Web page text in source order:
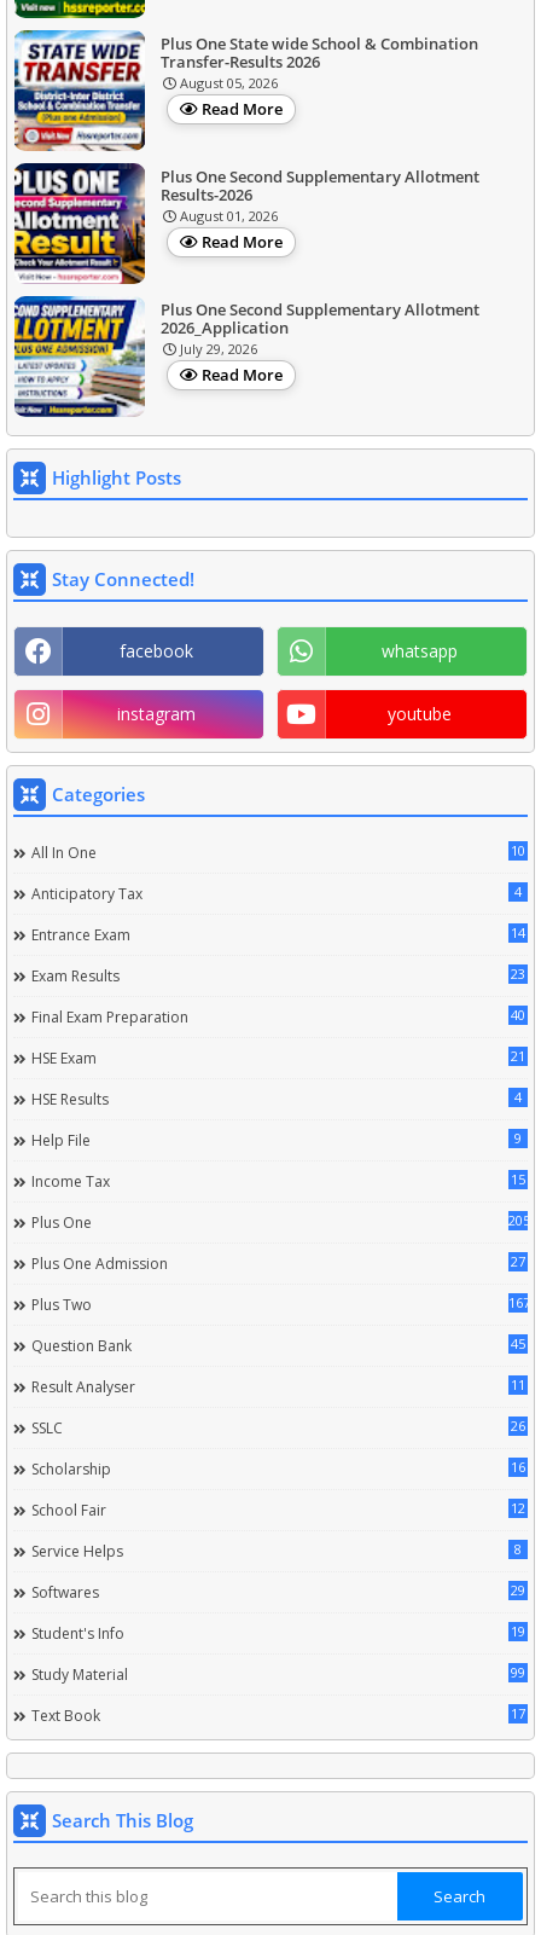
Plus One State wide School & Combination
Transfer-Results 2026
August 05, 2026
Read More
Plus One Second Supplementary Allotment
Results-2026
August 01, 2026
Read More
Plus One Second Supplementary Allotment
2026_Application
July 29, 2026
Read More
Highlight Posts
Stay Connected!
facebook whatsapp
instagram youtube
Categories
All In One 10
Anticipatory Tax 4
Entrance Exam 14
Exam Results 23
Final Exam Preparation 40
HSE Exam 21
HSE Results 4
Help File 9
Income Tax 15
Plus One 205
Plus One Admission 27
Plus Two 167
Question Bank 45
Result Analyser 11
SSLC 26
Scholarship 16
School Fair 12
Service Helps 8
Softwares 29
Student's Info 19
Study Material 99
Text Book 17
Search This Blog